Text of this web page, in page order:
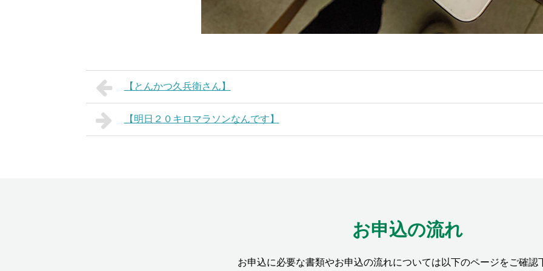
【とんかつ久兵衛さん】
【明日２０キロマラソンなんです】
お申込の流れ
お申込に必要な書類やお申込の流れについては以下のページをご確認